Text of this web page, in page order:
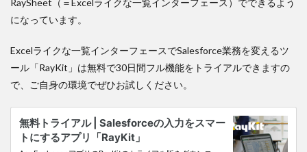
RaySheet（＝Excelライクな一覧インターフェース）でできるよう
になっています。
Excelライクな一覧インターフェースでSalesforce業務を変えるツ
ール「RayKit」は無料で30日間フル機能をトライアルできますの
で、ご自身の環境でぜひお試しください。